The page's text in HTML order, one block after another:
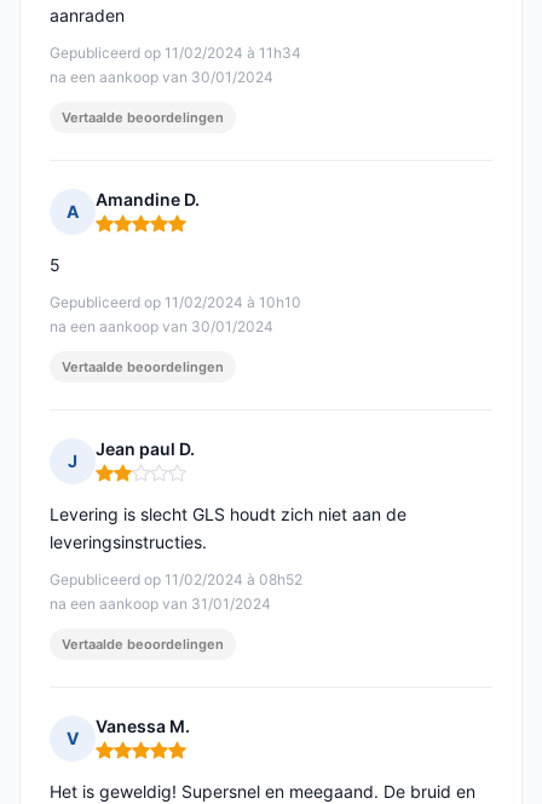
Gepubliceerd op 11/02/2024 à 11h34
na een aankoop van 30/01/2024
aanraden
Vertaalde beoordelingen
A
Amandine D.
Opmerking: 5 van 5
Gepubliceerd op 11/02/2024 à 10h10
na een aankoop van 30/01/2024
5
Vertaalde beoordelingen
J
Jean paul D.
Opmerking: 2 van 5
Gepubliceerd op 11/02/2024 à 08h52
na een aankoop van 31/01/2024
Levering is slecht GLS houdt zich niet aan de
leveringsinstructies.
Vertaalde beoordelingen
V
Vanessa M.
Opmerking: 5 van 5
Het is geweldig! Supersnel en meegaand. De bruid en